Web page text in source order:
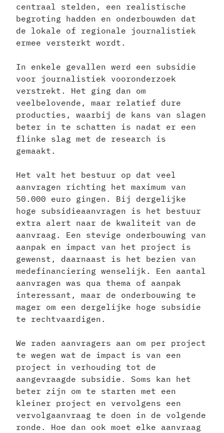
centraal stelden, een realistische
begroting hadden en onderbouwden dat
de lokale of regionale journalistiek
ermee versterkt wordt.
In enkele gevallen werd een subsidie
voor journalistiek vooronderzoek
verstrekt. Het ging dan om
veelbelovende, maar relatief dure
producties, waarbij de kans van slagen
beter in te schatten is nadat er een
flinke slag met de research is
gemaakt.
Het valt het bestuur op dat veel
aanvragen richting het maximum van
50.000 euro gingen. Bij dergelijke
hoge subsidieaanvragen is het bestuur
extra alert naar de kwaliteit van de
aanvraag. Een stevige onderbouwing van
aanpak en impact van het project is
gewenst, daarnaast is het bezien van
medefinanciering wenselijk. Een aantal
aanvragen was qua thema of aanpak
interessant, maar de onderbouwing te
mager om een dergelijke hoge subsidie
te rechtvaardigen.
We raden aanvragers aan om per project
te wegen wat de impact is van een
project in verhouding tot de
aangevraagde subsidie. Soms kan het
beter zijn om te starten met een
kleiner project en vervolgens een
vervolgaanvraag te doen in de volgende
ronde. Hoe dan ook moet elke aanvraag